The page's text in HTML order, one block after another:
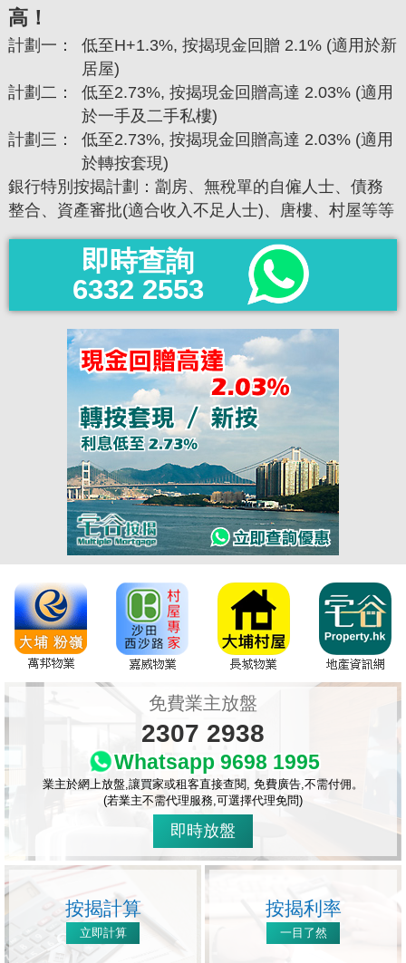
高！
計劃一：
低至H+1.3%, 按揭現金回贈 2.1% (適用於新
居屋)
計劃二：
低至2.73%, 按揭現金回贈高達 2.03% (適用
於一手及二手私樓)
計劃三：
低至2.73%, 按揭現金回贈高達 2.03% (適用
於轉按套現)
銀行特別按揭計劃：劏房、無稅單的自僱人士、債務
整合、資產審批(適合收入不足人士)、唐樓、村屋等等
即時查詢
6332 2553
免費業主放盤
2307 2938
Whatsapp 9698 1995
業主於網上放盤,讓買家或租客直接查閱, 免費廣告,不需付佣。
(若業主不需代理服務,可選擇代理免問)
即時放盤
按揭計算
立即計算
按揭利率
一目了然